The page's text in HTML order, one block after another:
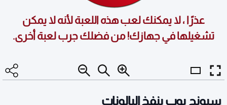
عذرًا ، لا يمكنك لعب هذه اللعبة لأنه لا يمكن
تشغيلها في جهازك! من فضلك جرب لعبة أخرى.
سبونج بوب ينفخ البالونات